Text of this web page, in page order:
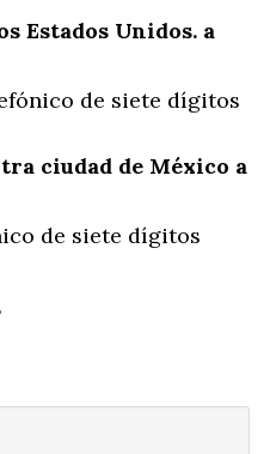
Estados Unidos. a
de siete dígitos
ciudad de México a
de siete dígitos